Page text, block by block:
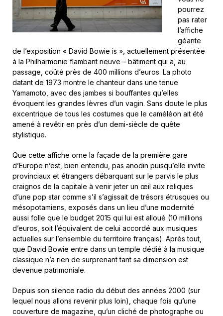
pourrez
pas rater
l’affiche
géante
de l’exposition « David Bowie is », actuellement présentée
à la Philharmonie flambant neuve – bâtiment qui a, au
passage, coûté près de 400 millions d’euros. La photo
datant de 1973 montre le chanteur dans une tenue
Yamamoto, avec des jambes si bouffantes qu’elles
évoquent les grandes lèvres d’un vagin. Sans doute le plus
excentrique de tous les costumes que le caméléon ait été
amené à revêtir en près d’un demi-siècle de quête
stylistique.
Que cette affiche orne la façade de la première gare
d’Europe n’est, bien entendu, pas anodin puisqu’elle invite
provinciaux et étrangers débarquant sur le parvis le plus
craignos de la capitale à venir jeter un œil aux reliques
d’une pop star comme s’il s’agissait de trésors étrusques ou
mésopotamiens, exposés dans un lieu d’une modernité
aussi folle que le budget 2015 qui lui est alloué (10 millions
d’euros, soit l’équivalent de celui accordé aux musiques
actuelles sur l’ensemble du territoire français). Après tout,
que David Bowie entre dans un temple dédié à la musique
classique n’a rien de surprenant tant sa dimension est
devenue patrimoniale.
Depuis son silence radio du début des années 2000 (sur
lequel nous allons revenir plus loin), chaque fois qu’une
couverture de magazine, qu’un cliché de photographe ou